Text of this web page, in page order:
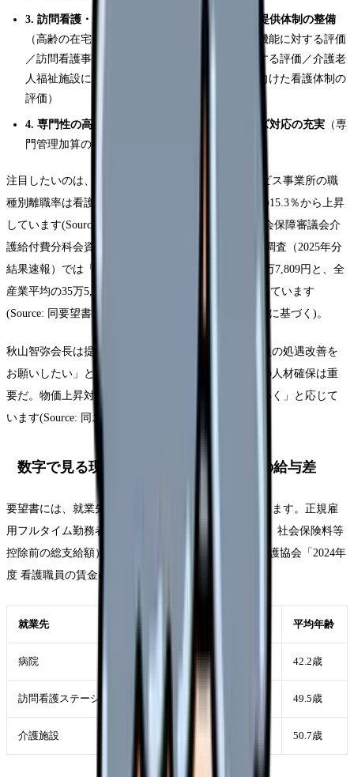
3. 訪問看護・介護施設における持続可能な看護提供体制の整備
（高齢の在宅療養者を支える訪問看護事業所の機能に対する評価
／訪問看護事業所と医療・介護の情報連携に対する評価／介護老
人福祉施設における緊急時対応・看取り推進に向けた看護体制の
評価）
4. 専門性の高い看護師との協働による医療ニーズ対応の充実 （専
門管理加算の対象サービス・分野の拡大）
注目したいのは、要望の根拠データです。介護サービス事業所の職
種別離職率は看護職員が最も高く15.9％で、前年度の15.3％から上昇
しています(Source: 日本看護協会要望書、第247回社会保障審議会介
護給付費分科会資料に基づく)。また、毎月勤労統計調査（2025年分
結果速報）では「医療,福祉」の月間現金給与額は31万7,809円と、全
産業平均の35万5,919円を10.7％（3万8,110円）下回っています
(Source: 同要望書、厚生労働省「毎月勤労統計調査」に基づく)。
秋山智弥会長は提出の場で「定着のためにも看護職員の処遇改善を
お願いしたい」と述べ、黒田老健局長は「介護分野の人材確保は重
要だ。物価上昇対策も含めデータに基づき対応していく」と応じて
います(Source: 同ニュースリリース)。
数字で見る現在地：病院と在宅・施設の給与差
要望書には、就業先別の給与水準の比較も示されています。正規雇
用フルタイム勤務者の平均税込給与総額（2025年1月、社会保険料等
控除前の総支給額）は次のとおりです(Source: 日本看護協会「2024年
度 看護職員の賃金に関する実態調査」)。
就業先 平均年齢
病院 40万9,436円 42.2歳
訪問看護ステーション 49.5歳
介護施設 50.7歳